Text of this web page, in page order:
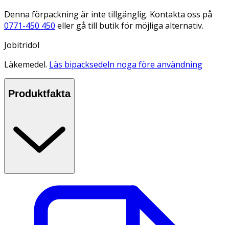
Denna förpackning är inte tillgänglig. Kontakta oss på
0771-450 450 eller gå till butik för möjliga alternativ.
Jobitridol
Läkemedel. Läs bipacksedeln noga före användning
Produktfakta